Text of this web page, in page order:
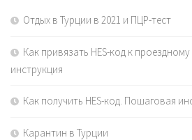
Отдых в Турции в 2021 и ПЦР-тест
Как привязать HES-код к
инструкция
Как получить HES-код. Пошаговая
Карантин в Турции